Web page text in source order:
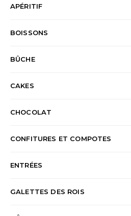
APÉRITIF
BOISSONS
BÛCHE
CAKES
CHOCOLAT
CONFITURES ET COMPOTES
ENTRÉES
GALETTES DES ROIS